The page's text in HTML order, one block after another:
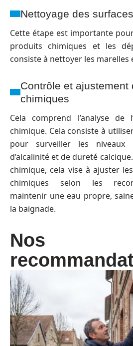
Nettoyage des
Cette étape est importante
produits chimiques et les
consiste à nettoyer les marelles
Contrôle et ajustement
chimiques
Cela comprend l’analyse de
chimique. Cela consiste à
pour surveiller les
d’alcalinité et de dureté
chimique, cela vise à ajuster
chimiques selon les
maintenir une eau propre,
la baignade.
Nos